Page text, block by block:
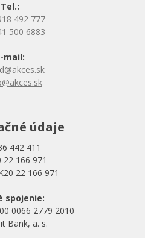
Tel.:
492 777
500 6883
mail:
údaje
442 411
22 166 971
22 166 971
spojenie:
0066 2779 2010
Bank, a. s.